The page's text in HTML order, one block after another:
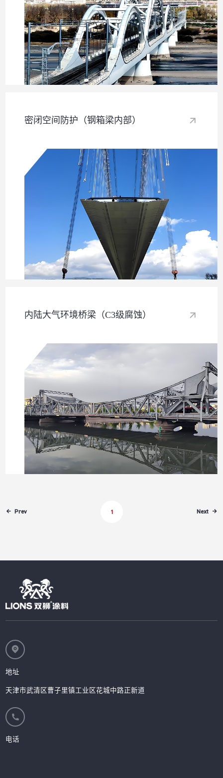
密闭空间防护（钢箱梁内部）​
内陆大气环境桥梁（C3级腐蚀）​
Prev 1 Next
地址
天津市武清区曹子里镇工业区花城中路正新道
电话